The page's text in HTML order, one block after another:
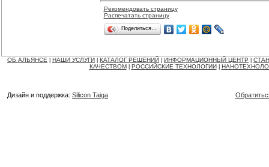
Рекомендовать страницу
Распечатать страницу
Поделиться…
ОБ АЛЬЯНСЕ НАШИ УСЛУГИ КАТАЛОГ РЕШЕНИЙ ИНФОРМАЦИОННЫЙ ЦЕНТР
КАЧЕСТВОМ
РОССИЙСКИЕ ТЕХНОЛОГИИ
Дизайн и поддержка: Silicon Taiga